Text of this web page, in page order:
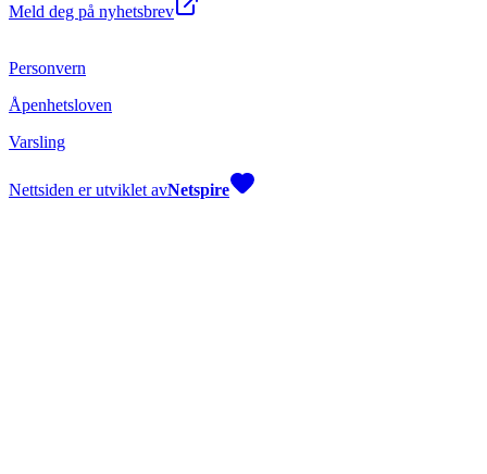
Meld deg på nyhetsbrev
Personvern
Åpenhetsloven
Varsling
Nettsiden er utviklet avNetspire